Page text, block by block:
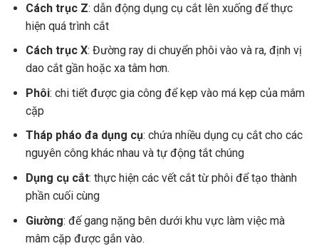
Cách trục Z: dẫn động dụng cụ cắt lên xuống để thực
hiện quá trình cắt
Cách trục X: Đường ray di chuyển phôi vào và ra, định vị
dao cắt gần hoặc xa tâm hơn.
Phôi: chi tiết được gia công để kẹp vào má kẹp của mâm
cặp
Tháp pháo đa dụng cụ: chứa nhiều dụng cụ cắt cho các
nguyên công khác nhau và tự động tắt chúng
Dụng cụ cắt: thực hiện các vết cắt từ phôi để tạo thành
phần cuối cùng
Giường: đế gang nặng bên dưới khu vực làm việc mà
mâm cặp được gắn vào.